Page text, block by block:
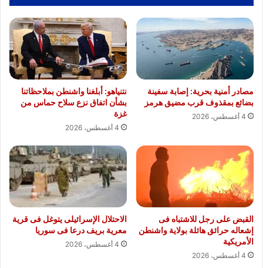
مصادر أمنية بحرية: إصابة سفينة
بضائع بمقذوف قرب مضيق هرمز
4 أغسطس، 2026
نتنياهو: أبلغنا واشنطن بملاحظاتنا
بشأن اتفاق نزع سلاح حماس من
غزة
4 أغسطس، 2026
القبض على رجل للاشتباه فى
إشعاله حرائق هائلة بولاية واشنطن
الأمريكية
4 أغسطس، 2026
الاحتلال الإسرائيلى يتوغل فى قرية
معرية بريف درعا فى سوريا
4 أغسطس، 2026